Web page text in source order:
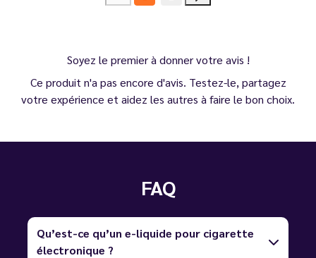
Soyez le premier à donner votre avis !
Ce produit n'a pas encore d'avis. Testez-le, partagez
votre expérience et aidez les autres à faire le bon choix.
FAQ
Qu’est-ce qu’un e-liquide pour cigarette
électronique ?